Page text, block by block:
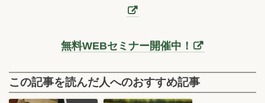
無料WEBセミナー開催中！
この記事を読んだ人へのおすすめ記事